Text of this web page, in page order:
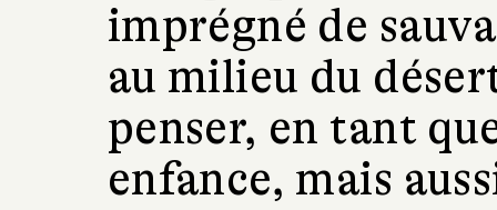
imprégné de
au milieu du
penser, en tant
enfance, mais